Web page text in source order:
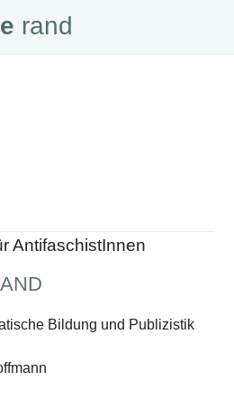
rand
AntifaschistInnen
Bildung und Publizistik